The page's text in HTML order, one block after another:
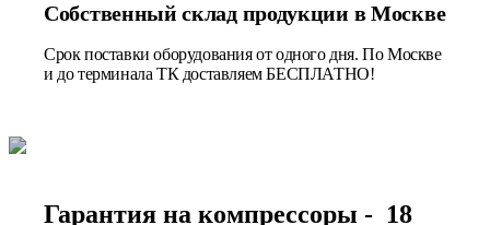
Собственный склад продукции в Москве
Срок поставки оборудования от одного дня. По Москве
и до терминала ТК доставляем БЕСПЛАТНО!
Гарантия на компрессоры - 18